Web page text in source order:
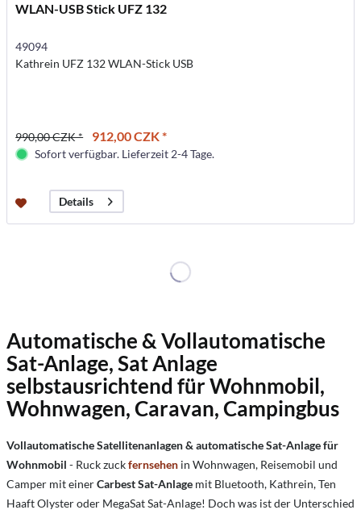
WLAN-USB Stick UFZ 132
49094
Kathrein UFZ 132 WLAN-Stick USB
990,00 CZK * 912,00 CZK *
Sofort verfügbar. Lieferzeit 2-4 Tage.
Details
Automatische & Vollautomatische
Sat-Anlage, Sat Anlage
selbstausrichtend für Wohnmobil,
Wohnwagen, Caravan, Campingbus
Vollautomatische Satellitenanlagen & automatische Sat-Anlage für
Wohnmobil - Ruck zuckfernsehen in Wohnwagen, Reisemobil und
Camper mit einerCarbest Sat-Anlage mit Bluetooth, Kathrein, Ten
Haaft Olyster oder MegaSat Sat-Anlage! Doch was ist der Unterschied